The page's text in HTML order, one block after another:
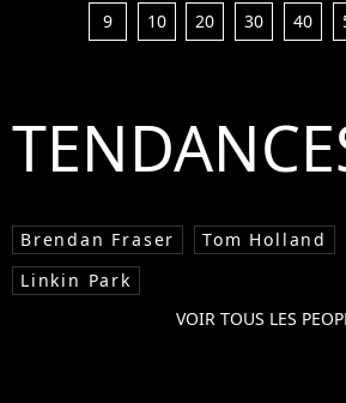
9
10 20 30 40
Brendan Fraser Tom Holland
Linkin Park
VOIR TOUS LES